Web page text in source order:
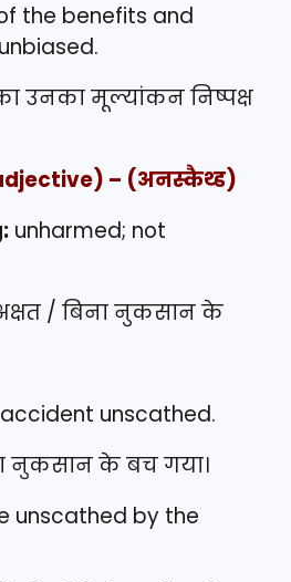
the benefits and
उनका मूल्यांकन निष्पक्ष
– (अनस्कैथ्ड)
unharmed; not
/ बिना नुकसान के
unscathed.
नुकसान के बच गया।
unscathed by the